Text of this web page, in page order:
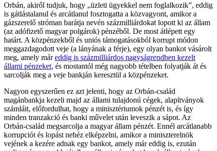
Orbán, akiről tudjuk, hogy „üzleti ügyekkel nem foglalkozik”, eddig
is gátlástalanul és arcátlanul fosztogatta a közvagyont, amikor a
gázszerelő stróman barátja nevén százmilliárdokat lopott ki az állam
(az adófizető magyar polgárok) pénzéből. De most átlépett egy
határt. A közpénzekből és uniós támogatásokból korrupt módon
meggazdagodott veje (a lányának a férje), egy olyan bankot vásárolt
meg, amely máreddig is százmilliárdos nagyságrendben kezelt
állami pénzeket, és mostantól még nagyobb tételben folyatják át és
sarcolják meg a veje bankján keresztül a közpénzeket.
Nagyon egyszerűen ez azt jelenti, hogy az Orbán-család
magánbankja kezeli majd az állami tulajdonú cégek, alapítványok
számláit, előfordulhat, hogy a minisztériumok pénzét is, és így
minden tranzakció és banki művelet után leveszik a sápot. Az
Orbán-család megsarcolja a magyar állam pénzét. Ennél arcátlanabb
korrupciót és lopást nehéz elképzelni, amikor a miniszterelnök
vejének a kezére adnak egy bankot, amely már eddig is, ezután